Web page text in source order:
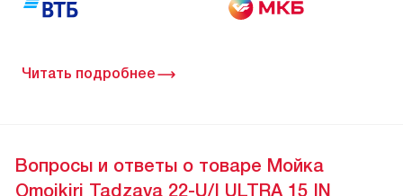
Читать подробнее
Вопросы и ответы о товаре Мойка
Omoikiri Tadzava 22-U/I ULTRA 15 IN